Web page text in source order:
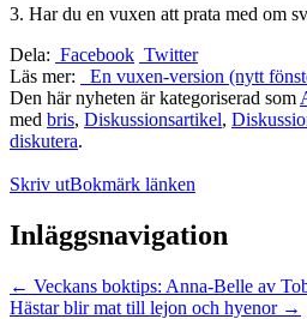
3. Har du en vuxen att prata med om
Dela: Facebook Twitter
Läs mer:
En vuxen-version (nytt
Den här nyheten är kategoriserad som
med bris, Diskussionsartikel,
diskutera.
Skriv utBokmärk länken
Inläggsnavigation
← Veckans boktips: Anna-Belle av
Hästar blir mat till lejon och hyenor →